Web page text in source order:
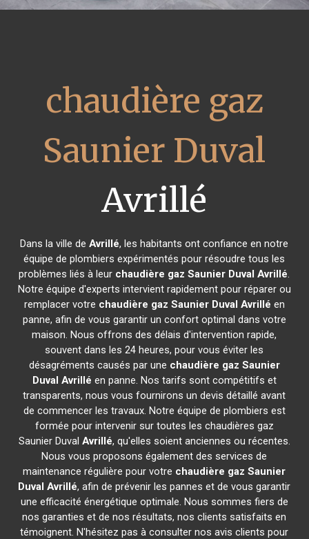
chaudière gaz
Saunier Duval
Avrillé
Dans la ville deAvrillé, les habitants ont confiance en notre
équipe de plombiers expérimentés pour résoudre tous les
problèmes liés à leur chaudière gaz Saunier Duval Avrillé.
Notre équipe d'experts intervient rapidement pour réparer ou
remplacer votre chaudière gaz Saunier Duval Avrillé en
panne, afin de vous garantir un confort optimal dans votre
maison. Nous offrons des délais d'intervention rapide,
souvent dans les 24 heures, pour vous éviter les
désagréments causés par une chaudière gaz Saunier
Duval Avrillé en panne. Nos tarifs sont compétitifs et
transparents, nous vous fournirons un devis détaillé avant
de commencer les travaux. Notre équipe de plombiers est
formée pour intervenir sur toutes les chaudières gaz
Saunier Duval Avrillé, qu'elles soient anciennes ou récentes.
Nous vous proposons également des services de
maintenance régulière pour votre chaudière gaz Saunier
Duval Avrillé, afin de prévenir les pannes et de vous garantir
une efficacité énergétique optimale. Nous sommes fiers de
nos garanties et de nos résultats, nos clients satisfaits en
témoignent. N'hésitez pas à consulter nos avis clients pour